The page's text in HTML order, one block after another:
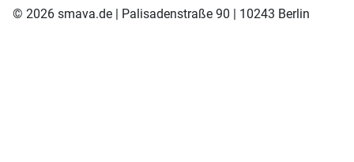
© 2026 smava.de | Palisadenstraße 90 | 10243 Berlin